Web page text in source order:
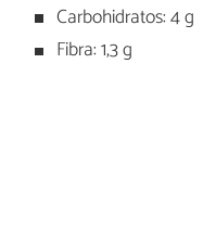
Carbohidratos: 4 g
Fibra: 1,3 g